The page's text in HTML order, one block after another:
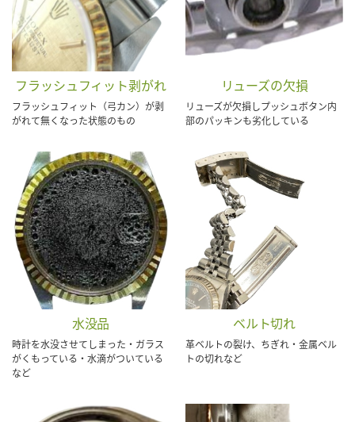
フラッシュフィット剥がれ
フラッシュフィット（弓カン）が剥
がれて無くなった状態のもの
リューズの欠損
リューズが欠損しプッシュボタン内
部のパッキンも劣化している
水没品
時計を水没させてしまった・ガラス
がくもっている・水滴がついている
など
ベルト切れ
革ベルトの裂け、ちぎれ・金属ベル
トの切れなど